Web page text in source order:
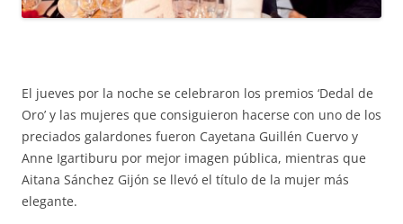
El jueves por la noche se celebraron los premios ‘Dedal de
Oro’ y las mujeres que consiguieron hacerse con uno de los
preciados galardones fueron Cayetana Guillén Cuervo y
Anne Igartiburu por mejor imagen pública, mientras que
Aitana Sánchez Gijón se llevó el título de la mujer más
elegante.